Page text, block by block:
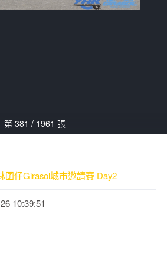
第 381 / 1961 張
囝仔Girasol城市邀請賽 Day2
10:39:51